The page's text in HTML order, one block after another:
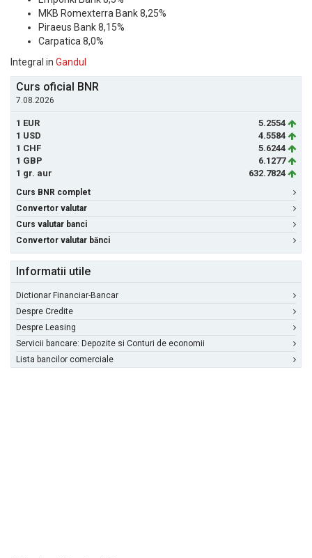
MKB Romexterra Bank 8,25%
Piraeus Bank 8,15%
Carpatica 8,0%
Integral in Gandul
Curs oficial BNR
7.08.2026
1 EUR
5.2554
1 USD
4.5584
1 CHF
5.6244
1 GBP
6.1277
1 gr. aur
632.7824
Curs BNR complet
Convertor valutar
Curs valutar banci
Convertor valutar bănci
Informatii utile
Dictionar Financiar-Bancar
Despre Credite
Despre Leasing
Servicii bancare: Depozite si Conturi de economii
Lista bancilor comerciale